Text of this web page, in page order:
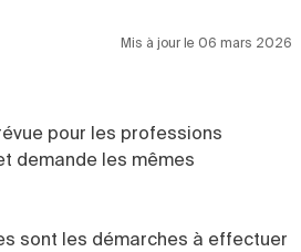
Mis à jour le 06 mars 2026
pour les professions
demande les mêmes
sont les démarches à effectuer